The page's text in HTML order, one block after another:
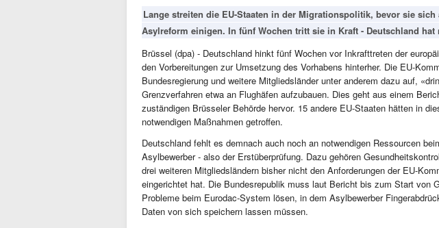
Lange streiten die EU-Staaten in der Migrationspolitik, bevor sie
Asylreform einigen. In fünf Wochen tritt sie in Kraft - Deutschland hat
Brüssel (dpa) - Deutschland hinkt fünf Wochen vor Inkrafttreten der
den Vorbereitungen zur Umsetzung des Vorhabens hinterher. Die EU-
Bundesregierung und weitere Mitgliedsländer unter anderem dazu auf,
Grenzverfahren etwa an Flughäfen aufzubauen. Dies geht aus einem
zuständigen Brüsseler Behörde hervor. 15 andere EU-Staaten hätten in
notwendigen Maßnahmen getroffen.
Deutschland fehlt es demnach auch noch an notwendigen Ressourcen
Asylbewerber - also der Erstüberprüfung. Dazu gehören
drei weiteren Mitgliedsländern bisher nicht den Anforderungen der EU-
eingerichtet hat. Die Bundesrepublik muss laut Bericht bis zum Start von
Probleme beim Eurodac-System lösen, in dem Asylbewerber
Daten von sich speichern lassen müssen.